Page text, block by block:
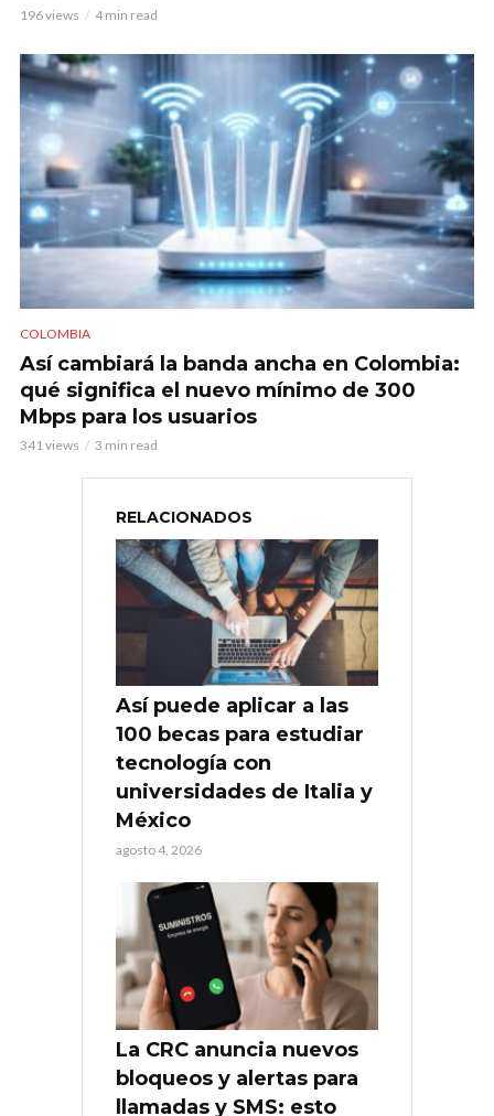
196 views 4 min read
COLOMBIA
Así cambiará la banda ancha en Colombia:
qué significa el nuevo mínimo de 300
Mbps para los usuarios
341 views 3 min read
RELACIONADOS
Así puede aplicar a las
100 becas para estudiar
tecnología con
universidades de Italia y
México
agosto 4, 2026
La CRC anuncia nuevos
bloqueos y alertas para
llamadas y SMS: esto